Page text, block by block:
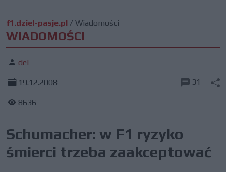
f1.dziel-pasje.pl / Wiadomości
WIADOMOŚCI
del
19.12.2008
8636
31
Schumacher: w F1 ryzyko
śmierci trzeba zaakceptować